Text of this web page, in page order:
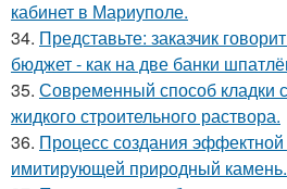
кабинет в Мариуполе.
34. Представьте: заказчик
бюджет - как на две банки
35. Современный способ кладки
жидкого строительного раствора.
36. Процесс создания
имитирующей природный камень.